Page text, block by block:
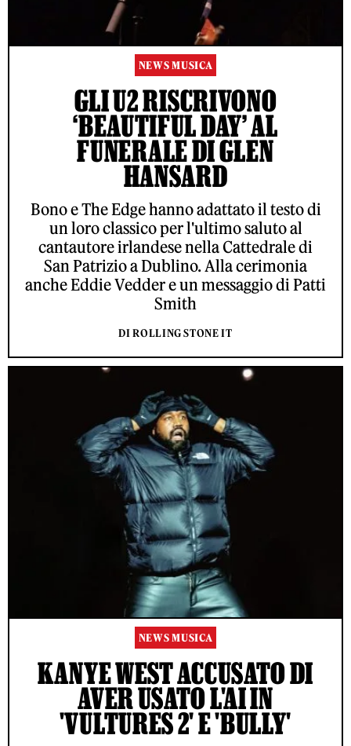
NEWS MUSICA
GLI U2 RISCRIVONO
‘BEAUTIFUL DAY’ AL
FUNERALE DI GLEN
HANSARD
Bono e The Edge hanno adattato il testo di
un loro classico per l'ultimo saluto al
cantautore irlandese nella Cattedrale di
San Patrizio a Dublino. Alla cerimonia
anche Eddie Vedder e un messaggio di Patti
Smith
DI ROLLING STONE IT
NEWS MUSICA
KANYE WEST ACCUSATO DI
AVER USATO L'AI IN
'VULTURES 2' E 'BULLY'